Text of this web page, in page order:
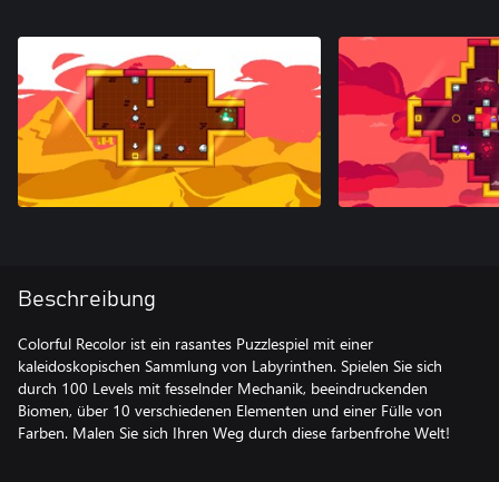
Beschreibung
Colorful Recolor ist ein rasantes Puzzlespiel mit einer
kaleidoskopischen Sammlung von Labyrinthen. Spielen Sie sich
durch 100 Levels mit fesselnder Mechanik, beeindruckenden
Biomen, über 10 verschiedenen Elementen und einer Fülle von
Farben. Malen Sie sich Ihren Weg durch diese farbenfrohe Welt!